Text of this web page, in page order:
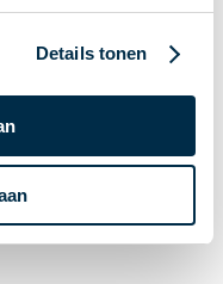
Details tonen